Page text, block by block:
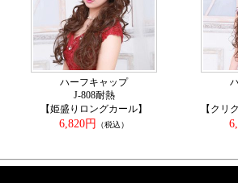
ハーフキャップ
J-808耐熱
【姫盛りロングカール】
6,820円
（税込）
【クリ